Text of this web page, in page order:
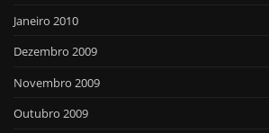
Janeiro 2010
Dezembro 2009
Novembro 2009
Outubro 2009